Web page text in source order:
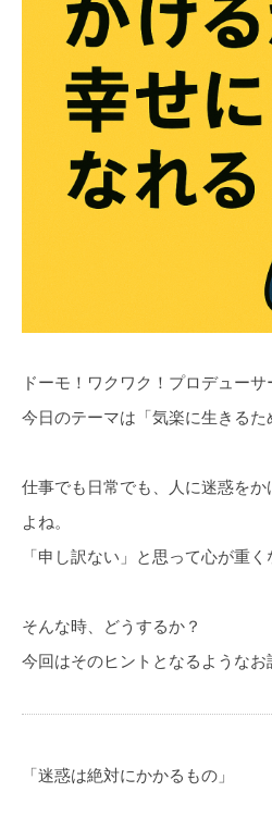
ドーモ！ワクワク！プロデューサ
今日のテーマは「気楽に生きるた
仕事でも日常でも、人に迷惑を
よね。
「申し訳ない」と思って心が重
そんな時、どうするか？
今回はそのヒントとなるようなお
「迷惑は絶対にかかるもの」